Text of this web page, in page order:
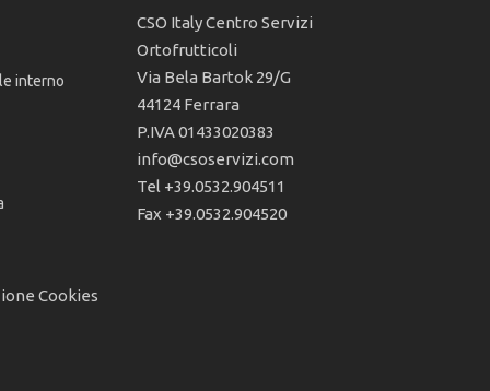
interno
Cookies
CSO Italy Centro Servizi
Ortofrutticoli
Via Bela Bartok 29/G
44124 Ferrara
P.IVA 01433020383
info@csoservizi.com
Tel +39.0532.904511
Fax +39.0532.904520